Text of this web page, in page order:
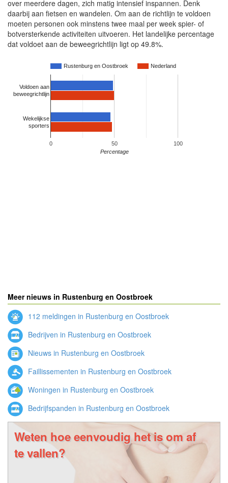
over meerdere dagen, zich matig intensief inspannen. Denk
daarbij aan fietsen en wandelen. Om aan de richtlijn te voldoen
moeten personen ook minstens twee maal per week spier- of
botversterkende activiteiten uitvoeren. Het landelijke percentage
dat voldoet aan de beweegrichtlijn ligt op 49.8%.
Rustenburg en Oostbroek Nederland
0 50 100
Voldoen aan
beweegrichtlijn
Wekelijkse
sporters
Percentage
Meer nieuws in Rustenburg en Oostbroek
112 meldingen in Rustenburg en Oostbroek
Bedrijven in Rustenburg en Oostbroek
Nieuws in Rustenburg en Oostbroek
Faillissementen in Rustenburg en Oostbroek
Woningen in Rustenburg en Oostbroek
Bedrijfspanden in Rustenburg en Oostbroek
Weten hoe eenvoudig het is om af
te vallen?